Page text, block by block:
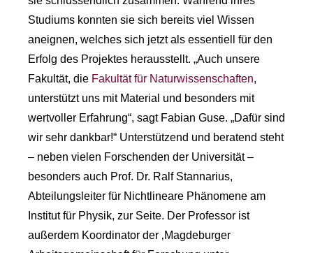
Studiums konnten sie sich bereits viel Wissen
aneignen, welches sich jetzt als essentiell für den
Erfolg des Projektes herausstellt. „Auch unsere
Fakultät, die Fakultät für Naturwissenschaften,
unterstützt uns mit Material und besonders mit
wertvoller Erfahrung“, sagt Fabian Guse. „Dafür sind
wir sehr dankbar!“ Unterstützend und beratend steht
– neben vielen Forschenden der Universität –
besonders auch Prof. Dr. Ralf Stannarius,
Abteilungsleiter für Nichtlineare Phänomene am
Institut für Physik, zur Seite. Der Professor ist
außerdem Koordinator der ‚Magdeburger